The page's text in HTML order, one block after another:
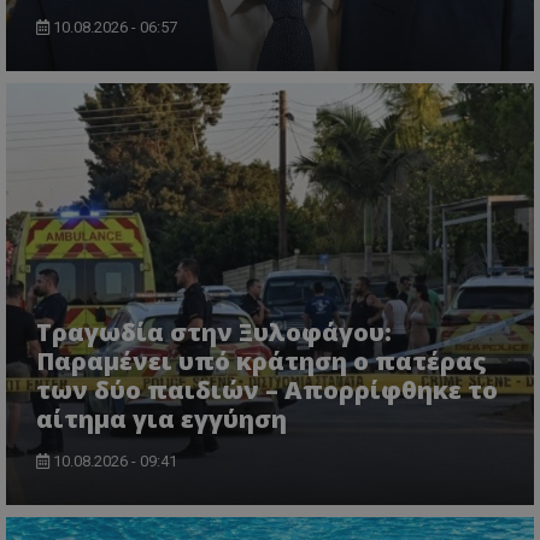
10.08.2026 - 06:57
Τραγωδία στην Ξυλοφάγου:
Παραμένει υπό κράτηση ο πατέρας
των δύο παιδιών – Απορρίφθηκε το
αίτημα για εγγύηση
10.08.2026 - 09:41
VISITOR_PRIVACY_METADATA
YouTube
.youtube.com